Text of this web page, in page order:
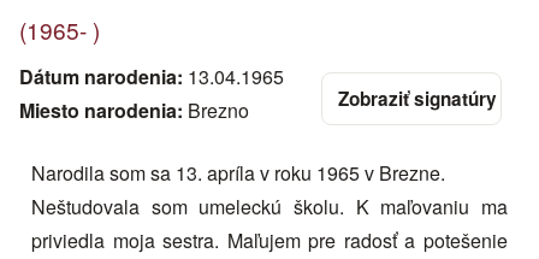
(1965- )
Dátum narodenia: 13.04.1965
Miesto narodenia: Brezno
Narodila som sa 13. apríla v roku 1965 v Brezne.
Neštudovala som umeleckú školu. K maľovaniu ma
priviedla moja sestra. Maľujem pre radosť a potešenie